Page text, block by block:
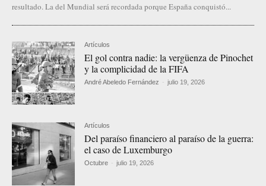
resultado. La del Mundial será recordada porque España conquistó...
Artículos
El gol contra nadie: la vergüenza de Pinochet
y la complicidad de la FIFA
André Abeledo Fernández - julio 19, 2026
Artículos
Del paraíso financiero al paraíso de la guerra:
el caso de Luxemburgo
Octubre - julio 19, 2026